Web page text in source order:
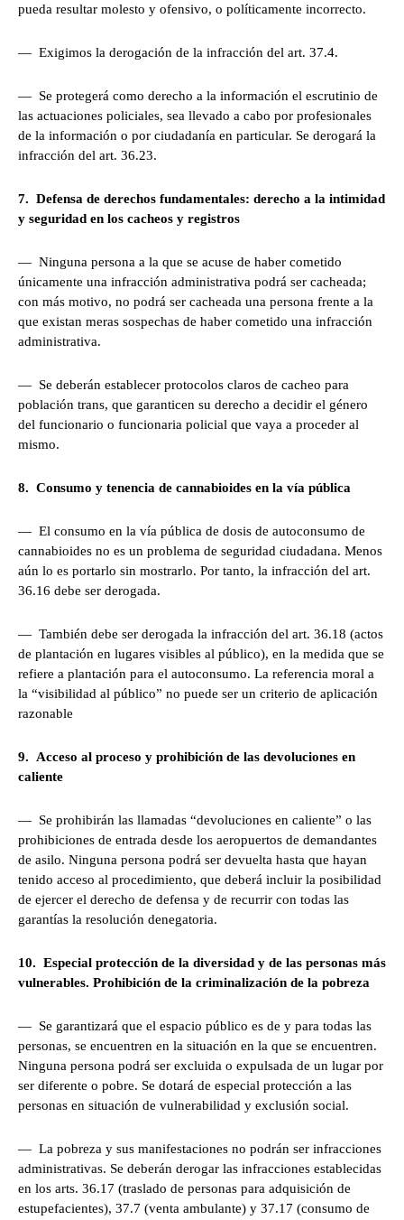
pueda resultar molesto y ofensivo, o políticamente incorrecto.
— Exigimos la derogación de la infracción del art. 37.4.
— Se protegerá como derecho a la información el escrutinio de
las actuaciones policiales, sea llevado a cabo por profesionales
de la información o por ciudadanía en particular. Se derogará la
infracción del art. 36.23.
7. Defensa de derechos fundamentales: derecho a la intimidad
y seguridad en los cacheos y registros
— Ninguna persona a la que se acuse de haber cometido
únicamente una infracción administrativa podrá ser cacheada;
con más motivo, no podrá ser cacheada una persona frente a la
que existan meras sospechas de haber cometido una infracción
administrativa.
— Se deberán establecer protocolos claros de cacheo para
población trans, que garanticen su derecho a decidir el género
del funcionario o funcionaria policial que vaya a proceder al
mismo.
8. Consumo y tenencia de cannabioides en la vía pública
— El consumo en la vía pública de dosis de autoconsumo de
cannabioides no es un problema de seguridad ciudadana. Menos
aún lo es portarlo sin mostrarlo. Por tanto, la infracción del art.
36.16 debe ser derogada.
— También debe ser derogada la infracción del art. 36.18 (actos
de plantación en lugares visibles al público), en la medida que se
refiere a plantación para el autoconsumo. La referencia moral a
la “visibilidad al público” no puede ser un criterio de aplicación
razonable
9. Acceso al proceso y prohibición de las devoluciones en
caliente
— Se prohibirán las llamadas “devoluciones en caliente” o las
prohibiciones de entrada desde los aeropuertos de demandantes
de asilo. Ninguna persona podrá ser devuelta hasta que hayan
tenido acceso al procedimiento, que deberá incluir la posibilidad
de ejercer el derecho de defensa y de recurrir con todas las
garantías la resolución denegatoria.
10. Especial protección de la diversidad y de las personas más
vulnerables. Prohibición de la criminalización de la pobreza
— Se garantizará que el espacio público es de y para todas las
personas, se encuentren en la situación en la que se encuentren.
Ninguna persona podrá ser excluida o expulsada de un lugar por
ser diferente o pobre. Se dotará de especial protección a las
personas en situación de vulnerabilidad y exclusión social.
— La pobreza y sus manifestaciones no podrán ser infracciones
administrativas. Se deberán derogar las infracciones establecidas
en los arts. 36.17 (traslado de personas para adquisición de
estupefacientes), 37.7 (venta ambulante) y 37.17 (consumo de